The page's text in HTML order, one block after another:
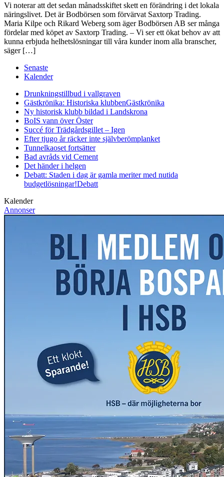
Vi noterar att det sedan månadsskiftet skett en förändring i det lokala
näringslivet. Det är Bodbörsen som förvärvat Saxtorp Trading.
Maria Kilpe och Rikard Weberg som äger Bodbörsen AB ser många
fördelar med köpet av Saxtorp Trading. – Vi ser ett ökat behov av att
kunna erbjuda helhetslösningar till våra kunder inom alla branscher,
säger […]
Senaste
Kalender
Drunkningstillbud i vallgraven
Gästkrönika: Historiska klubbenGästkrönika
Ny historisk klubb bildad i Landskrona
BoIS vann över Öster
Succé för Trädgårdsgillet – Igen
Efter tjugo år räcker inte självberömplanket
Tunnelkaoset fortsätter
Bad avråds vid Cement
Det händer i helgen
Debatt: Staden i dag är gamla meriter med nutida
budgetlösningar!Debatt
Kalender
Annonser